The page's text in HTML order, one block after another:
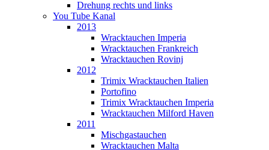
Drehung rechts und links
You Tube Kanal
2013
Wracktauchen Imperia
Wracktauchen Frankreich
Wracktauchen Rovinj
2012
Trimix Wracktauchen Italien
Portofino
Trimix Wracktauchen Imperia
Wracktauchen Milford Haven
2011
Mischgastauchen
Wracktauchen Malta